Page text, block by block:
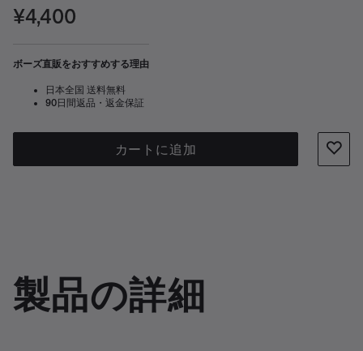
Speakerに対応していません。
価格:
¥4,400
ボーズ直販をおすすめする理由
日本全国 送料無料
90日間返品・返金保証
カートに追加
製品の詳細